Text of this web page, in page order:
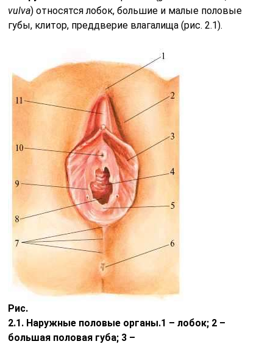
vulva) относятся лобок, большие и малые половые
губы, клитор, преддверие влагалища (рис. 2.1).
Рис.
2.1. Наружные половые органы.1 – лобок; 2 –
большая половая губа; 3 –